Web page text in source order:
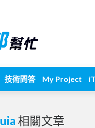
技術問答 My Project
uia 相關文章